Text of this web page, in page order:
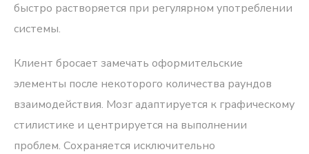
быстро растворяется при регулярном употреблении
системы.
Клиент бросает замечать оформительские
элементы после некоторого количества раундов
взаимодействия. Мозг адаптируется к графическому
стилистике и центрируется на выполнении
проблем. Сохраняется исключительно